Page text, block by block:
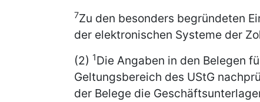
7Zu den besonders begründeten
der elektronischen Systeme der
(2) 1Die Angaben in den Belegen
Geltungsbereich des UStG
der Belege die